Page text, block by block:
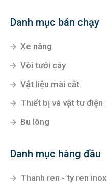
Danh mục bán chạy
Xe nâng
Vòi tưới cây
Vật liệu mài cắt
Thiết bị và vật tư điện
Bu lông
Danh mục hàng đầu
Thanh ren - ty ren inox